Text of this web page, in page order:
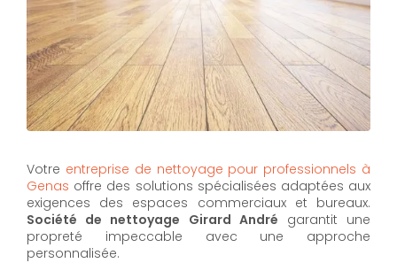
Votre entreprise de nettoyage pour professionnels à
Genas offre des solutions spécialisées adaptées aux
exigences des espaces commerciaux et bureaux.
Société de nettoyage Girard André garantit une
propreté impeccable avec une approche
personnalisée.